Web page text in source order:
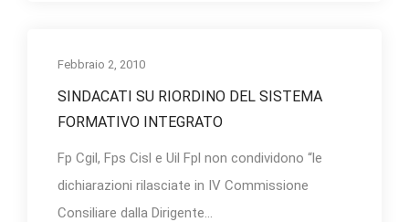
Febbraio 2, 2010
SINDACATI SU RIORDINO DEL SISTEMA
FORMATIVO INTEGRATO
Fp Cgil, Fps Cisl e Uil Fpl non condividono “le
dichiarazioni rilasciate in IV Commissione
Consiliare dalla Dirigente...